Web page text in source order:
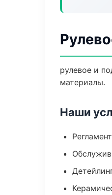
рулевое и
материалы.
Наши